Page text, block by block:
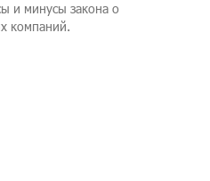
и минусы закона о
компаний.